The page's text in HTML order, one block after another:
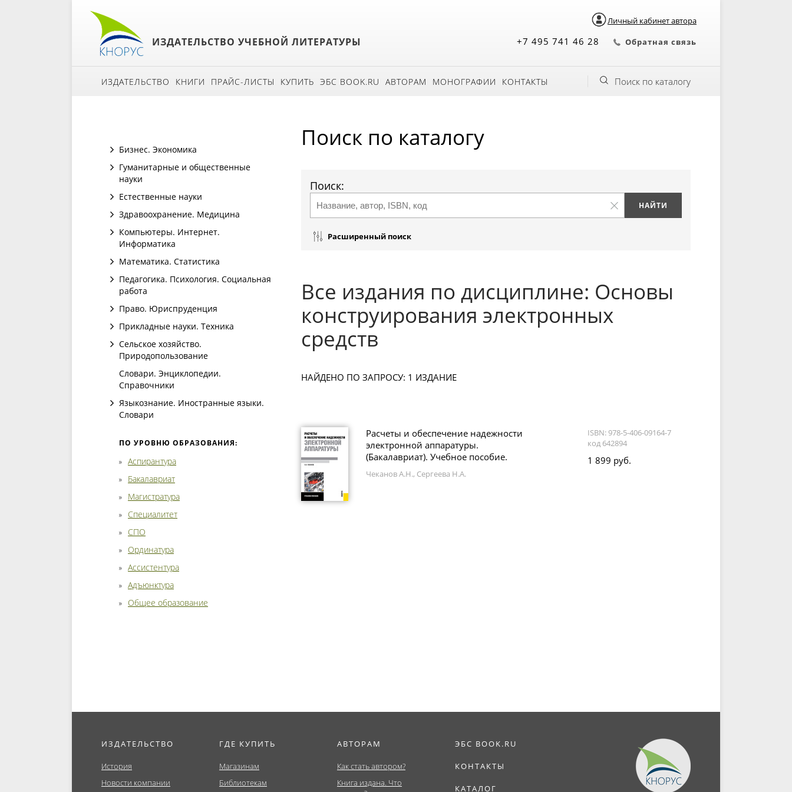
Личный кабинет автора
ИЗДАТЕЛЬСТВО УЧЕБНОЙ ЛИТЕРАТУРЫ +7 495 741 46 28 Обратная связь
ИЗДАТЕЛЬСТВО КНИГИ ПРАЙС-ЛИСТЫ КУПИТЬ ЭБС BOOK.RU АВТОРАМ МОНОГРАФИИ КОНТАКТЫ Поиск по каталогу
Бизнес. Экономика
Гуманитарные и общественные
науки
Естественные науки
Здравоохранение. Медицина
Компьютеры. Интернет.
Информатика
Математика. Статистика
Педагогика. Психология. Социальная
работа
Право. Юриспруденция
Прикладные науки. Техника
Сельское хозяйство.
Природопользование
Словари. Энциклопедии.
Справочники
Языкознание. Иностранные языки.
Словари
ПО УРОВНЮ ОБРАЗОВАНИЯ:
Аспирантура
Бакалавриат
Магистратура
Специалитет
СПО
Ординатура
Ассистентура
Адъюнктура
Общее образование
Поиск по каталогу
Поиск:
Расширенный поиск
Все издания по дисциплине: Основы
конструирования электронных
средств
НАЙДЕНО ПО ЗАПРОСУ: 1 ИЗДАНИЕ
Расчеты и обеспечение надежности
электронной аппаратуры.
(Бакалавриат). Учебное пособие.
Чеканов А.Н., Сергеева Н.А.
ISBN: 978-5-406-09164-7
код 642894
1 899 руб.
ИЗДАТЕЛЬСТВО
История
Новости компании
ГДЕ КУПИТЬ
Магазинам
Библиотекам
АВТОРАМ
Как стать автором?
Книга издана. Что
ЭБС BOOK.RU
КОНТАКТЫ
КАТАЛОГ